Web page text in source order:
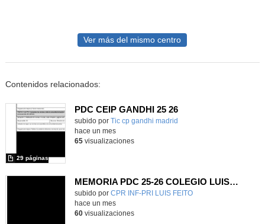
Ver más del mismo centro
Contenidos relacionados:
PDC CEIP GANDHI 25 26
subido por Tic cp gandhi madrid
29 páginas
hace un mes
65visualizaciones
MEMORIA PDC 25-26 COLEGIO LUIS FEITO
Contenido educativo.
subido por CPR INF-PRI LUIS FEITO-
hace un mes
60visualizaciones